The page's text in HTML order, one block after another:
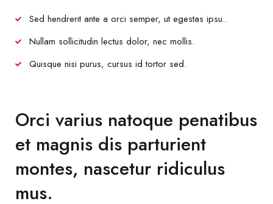
Sed hendrerit ante a orci semper, ut egestas ipsu..
Nullam sollicitudin lectus dolor, nec mollis.
Quisque nisi purus, cursus id tortor sed.
Orci varius natoque penatibus
et magnis dis parturient
montes, nascetur ridiculus
mus.